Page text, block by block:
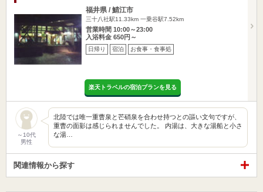
福井県 / 鯖江市
三十八社駅11.33km 一乗谷駅7.52km
営業時間 10:00～23:00
入浴料金 650円～
日帰り 宿泊 お食事・食事処
楽天トラベルの宿泊プランを見る
～10代
男性
北陸では唯一重曹泉と芒硝泉を合わせ持つとの謳い文句ですが、
重曹の面影は感じられませんでした。 内湯は、大きな湯船と小さ
な湯…
関連情報から探す